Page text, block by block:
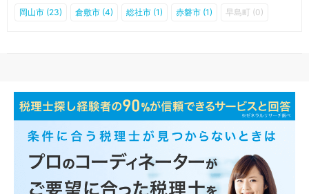
岡山市 (23) 倉敷市 (4) 総社市 (1) 赤磐市 (1) 早島町 (0)